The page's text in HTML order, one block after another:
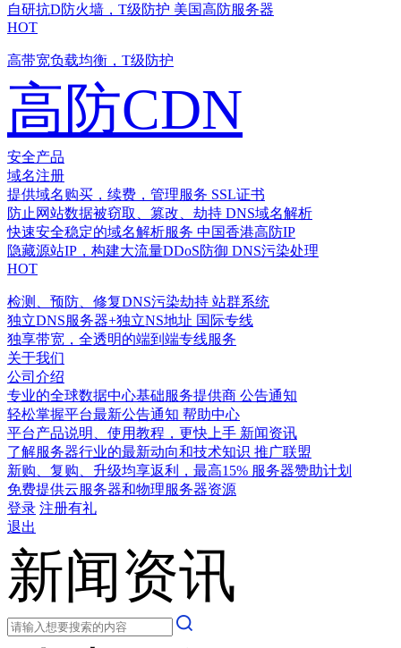
自研抗D防火墙，T级防护 美国高防服务器
HOT
高带宽负载均衡，T级防护
高防CDN
安全产品
域名注册
提供域名购买，续费，管理服务 SSL证书
防止网站数据被窃取、篡改、劫持 DNS域名解析
快速安全稳定的域名解析服务 中国香港高防IP
隐藏源站IP，构建大流量DDoS防御 DNS污染处理
HOT
检测、预防、修复DNS污染劫持 站群系统
独立DNS服务器+独立NS地址 国际专线
独享带宽，全透明的端到端专线服务
关于我们
公司介绍
专业的全球数据中心基础服务提供商 公告通知
轻松掌握平台最新公告通知 帮助中心
平台产品说明、使用教程，更快上手 新闻资讯
了解服务器行业的最新动向和技术知识 推广联盟
新购、复购、升级均享返利，最高15% 服务器赞助计划
免费提供云服务器和物理服务器资源
登录 注册有礼
退出
新闻资讯